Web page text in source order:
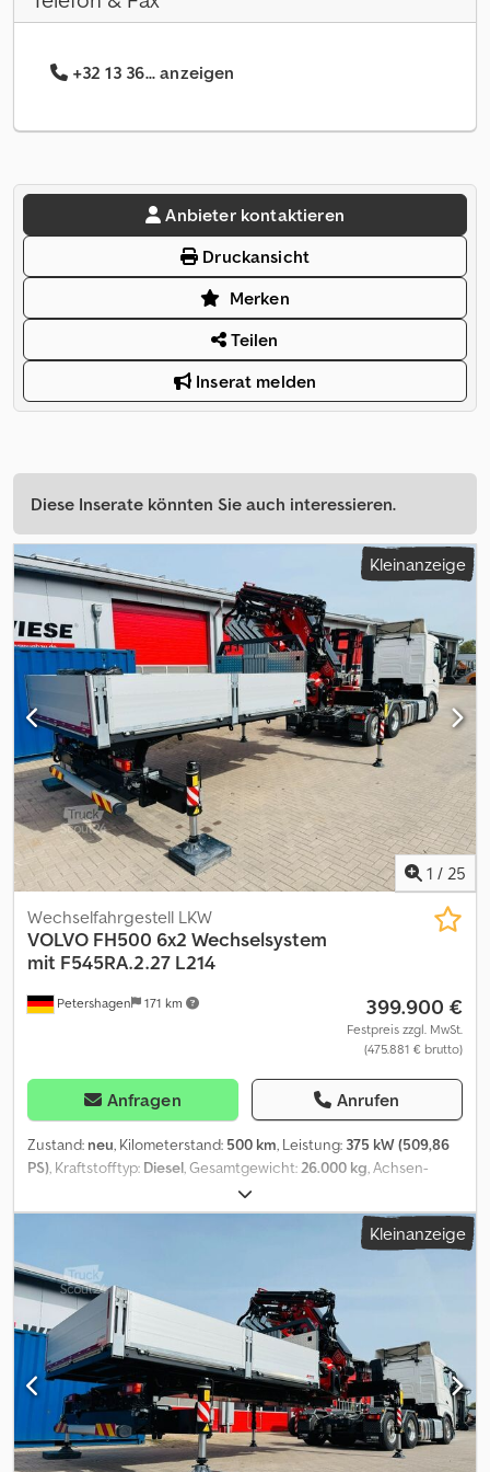
+32 13 36... anzeigen
Anbieter kontaktieren
Druckansicht
Merken
Teilen
Inserat melden
Diese Inserate könnten Sie auch interessieren.
Kleinanzeige
1 / 25
Petershagen 171 km
Wechselfahrgestell LKW
VOLVO FH500 6x2 Wechselsystem
mit F545RA.2.27 L214
399.900 €
Festpreis zzgl. MwSt.
(475.881 € brutto)
Anfragen Anrufen
Zustand: neu, Kilometerstand: 500 km, Leistung: 375 kW (509,86
PS) , Kraftstofftyp: Diesel , Gesamtgewicht: 26.000 kg , Achsen-
Weiß
Emissionsklasse:Euro6, Laderaumlänge:3.800 mm,
, Ausstattung:ABS,
Navigationssystem, Rußfilter
, Fahrgestell - Neues Fahrzeug: -
MODELL 2024 ? Hersteller/Typ: Volvo FH500 6x2, Radstand 3700
mm, FGN: Wird nachgereicht. ? Die detaillierte
Fahrzeugausstattung entnehmen Sie bitte den beigefügten
Unterlagen. ? Ölpumpe Typ: LEDUC ? Sattelplatte mit
Schiebeeinrichtung und selbstschmierend (Typ Jost JSK), auf
dem Hilfsrahmen aufgebaut ? Abdeckung der Frontabstützung
mit Firmen-LOGO (geläsert/Glattstahlblech) Aufbau: Kran-
Wechselsystem: Der Aufbau inklusive Kran kann demontiert
Kleinanzeige